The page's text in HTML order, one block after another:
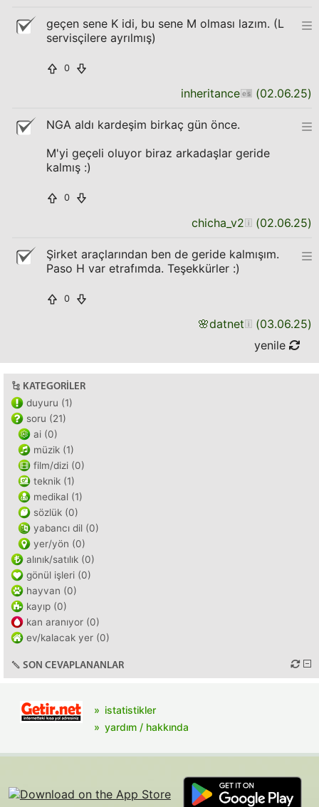
geçen sene K idi, bu sene M olması lazım. (L
servisçilere ayrılmış)
0
inheritance (02.06.25)
NGA aldı kardeşim birkaç gün önce.
M'yi geçeli oluyor biraz arkadaşlar geride
kalmış :)
0
chicha_v2 (02.06.25)
Şirket araçlarından ben de geride kalmışım.
Paso H var etrafımda. Teşekkürler :)
0
🌸datnet (03.06.25)
yenile
KATEGORILER
duyuru (1)
soru (21)
ai (0)
müzik (1)
film/dizi (0)
teknik (1)
medikal (1)
sözlük (0)
yabancı dil (0)
yer/yön (0)
alınık/satılık (0)
gönül işleri (0)
hayvan (0)
kayıp (0)
kan aranıyor (0)
ev/kalacak yer (0)
SON CEVAPLANANLAR
istatistikler
yardım / hakkında